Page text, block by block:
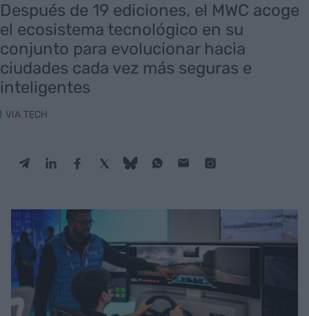
Después de 19 ediciones, el MWC acoge
el ecosistema tecnológico en su
conjunto para evolucionar hacia
ciudades cada vez más seguras e
inteligentes
VIA TECH